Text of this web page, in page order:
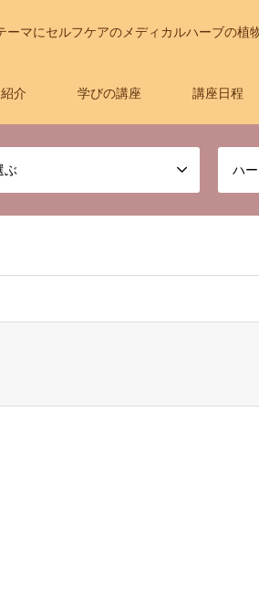
マにセルフケアのメディカルハーブの植
介 学びの講座 講座日程
ぶ ハ